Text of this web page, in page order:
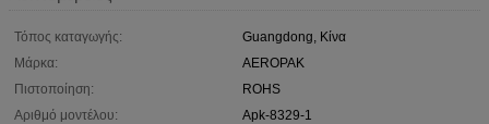
Τόπος καταγωγής:
Guangdong, Κίνα
Μάρκα:
AEROPAK
Πιστοποίηση:
ROHS
Αριθμό μοντέλου:
Apk-8329-1